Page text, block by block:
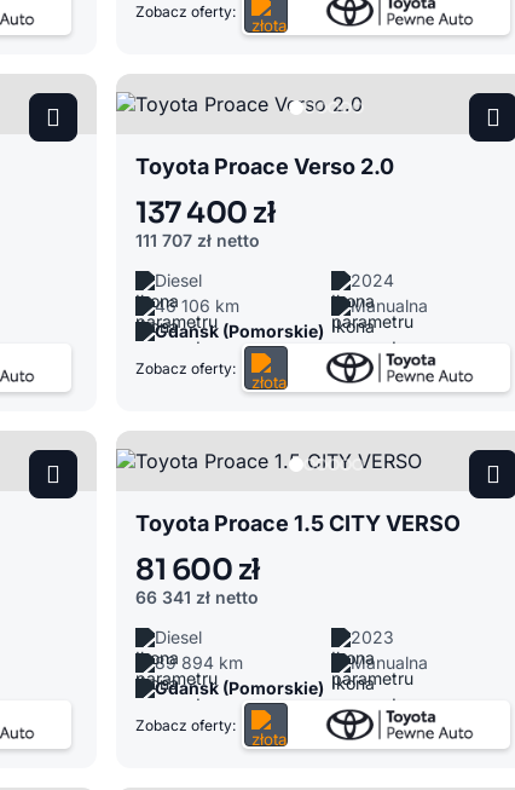
Zobacz oferty:
Toyota Proace Verso 2.0
137 400 zł
111 707 zł netto
Diesel
2024
46 106 km
Manualna
Gdańsk (Pomorskie)
Zobacz oferty:
Toyota Proace 1.5 CITY VERSO
81 600 zł
66 341 zł netto
Diesel
2023
89 894 km
Manualna
Gdańsk (Pomorskie)
Zobacz oferty: